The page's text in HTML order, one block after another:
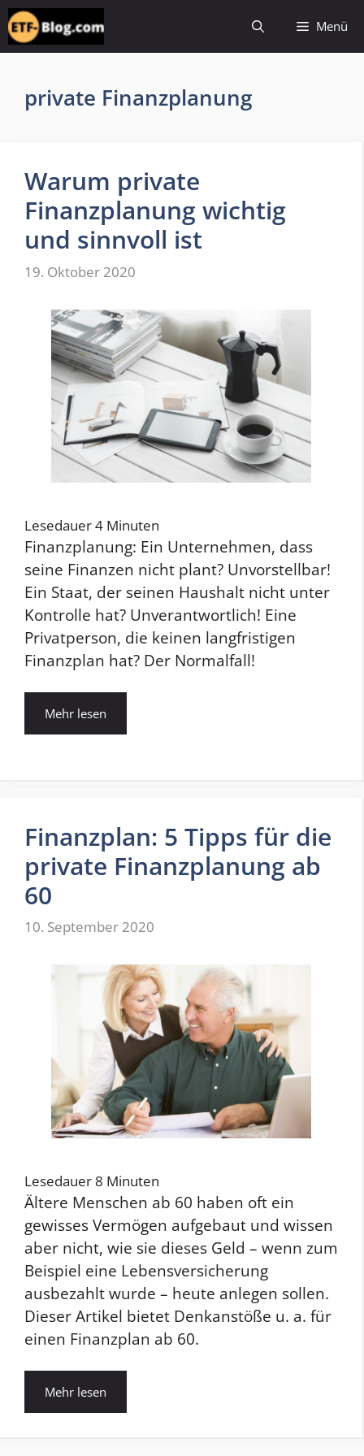
Zum
Inhalt
springen
Menü
private Finanzplanung
Warum private
Finanzplanung wichtig
und sinnvoll ist
19. Oktober 2020
Lesedauer4 Minuten
Finanzplanung: Ein Unternehmen, dass
seine Finanzen nicht plant? Unvorstellbar!
Ein Staat, der seinen Haushalt nicht unter
Kontrolle hat? Unverantwortlich! Eine
Privatperson, die keinen langfristigen
Finanzplan hat? Der Normalfall!
Mehr lesen
Finanzplan: 5 Tipps für die
private Finanzplanung ab
60
10. September 2020
Lesedauer 8 Minuten
Ältere Menschen ab 60 haben oft ein
gewisses Vermögen aufgebaut und wissen
aber nicht, wie sie dieses Geld – wenn zum
Beispiel eine Lebensversicherung
ausbezahlt wurde – heute anlegen sollen.
Dieser Artikel bietet Denkanstöße u. a. für
einen Finanzplan ab 60.
Mehr lesen